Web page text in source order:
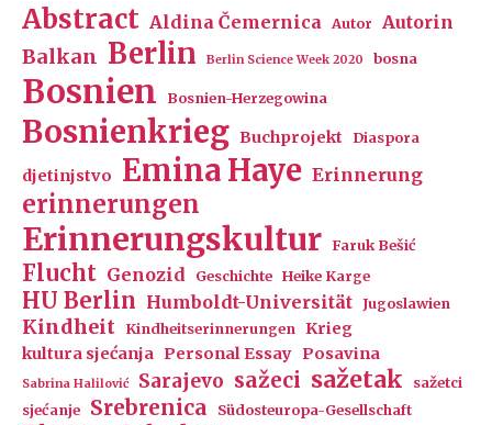
Abstract Aldina Čemernica Autor Autorin
Balkan Berlin Berlin Science Week 2020 bosna
Bosnien Bosnien-Herzegowina
Bosnienkrieg Buchprojekt Diaspora
djetinjstvo Emina Haye Erinnerung
erinnerungen
Erinnerungskultur Faruk Bešić
Flucht Genozid Geschichte Heike Karge
HU Berlin Humboldt-Universität Jugoslawien
Kindheit Kindheitserinnerungen
Krieg
kultura sjećanja Personal Essay Posavina
Sabrina Halilović Sarajevo sažeci sažetak
sažetci
sjećanje
Srebrenica Südosteuropa-Gesellschaft